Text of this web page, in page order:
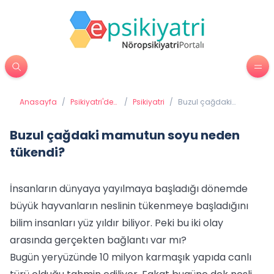
Anasayfa / Psikiyatri'de
/ Psikiyatri / Buzul çağdaki
Buzul çağdaki mamutun soyu neden
tükendi?
İnsanların dünyaya yayılmaya başladığı dönemde
büyük hayvanların neslinin tükenmeye başladığını
bilim insanları yüz yıldır biliyor. Peki bu iki olay
arasında gerçekten bağlantı var mı?
Bugün yeryüzünde 10 milyon karmaşık yapıda canlı